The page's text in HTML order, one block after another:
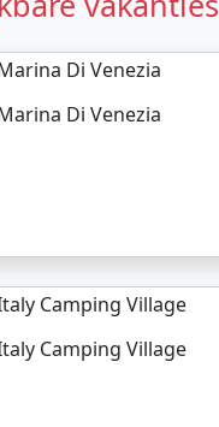
Di Venezia
Camping Village